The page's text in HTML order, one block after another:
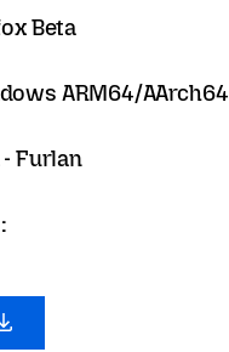
Beta
ARM64/AArch64
Furlan